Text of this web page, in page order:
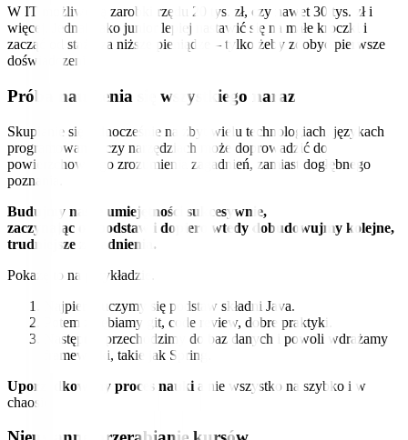
W IT możliwe są zarobki rzędu 20 tys. zł, czy nawet 30 tys. zł i
więcej. Jednak jako junior lepiej nastawić się na małe kroczki i
zacząć od stażu za niższe pieniądze – tylko żeby zdobyć pierwsze
doświadczenie.
Próba nauczenia się wszystkiego naraz
Skupianie się jednocześnie na zbyt wielu technologiach, językach
programowania, czy narzędziach może doprowadzić do
powierzchownego zrozumienia zagadnień, zamiast dogłębnego
poznania.
Budujmy nasze umiejętności sukcesywnie,
zaczynając od podstaw i dopiero wtedy dobudowujmy kolejne,
trudniejsze zagadnienia.
Pokażę to na przykładzie.
Najpierw uczymy się podstaw składni Java.
Potem zgłębiamy git, code review, dobre praktyki.
Następnie przechodzimy do baz danych i powoli wdrażamy
frameworki, takie jak Spring.
Uporządkowany proces nauki a nie wszystko na szybko i w
chaosie.